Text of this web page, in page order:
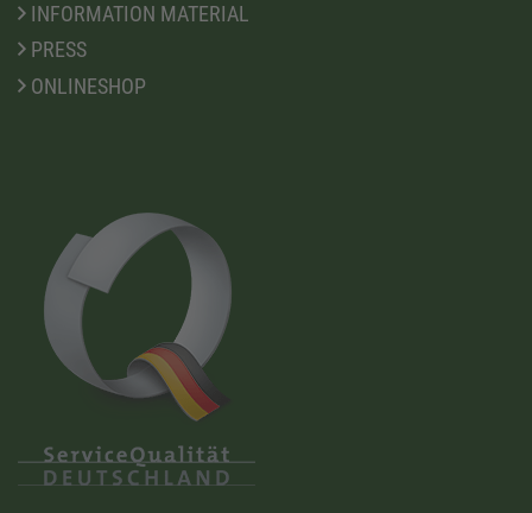
INFORMATION MATERIAL
PRESS
ONLINESHOP